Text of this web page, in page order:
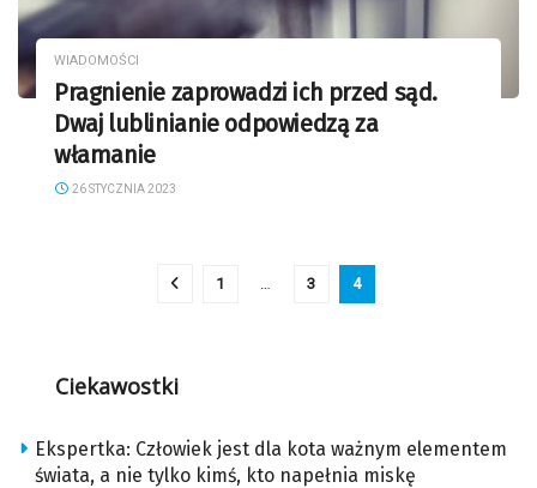
WIADOMOŚCI
Pragnienie zaprowadzi ich przed sąd.
Dwaj lublinianie odpowiedzą za
włamanie
26 STYCZNIA 2023
1 3 4
Ciekawostki
Ekspertka: Człowiek jest dla kota ważnym elementem
świata, a nie tylko kimś, kto napełnia miskę